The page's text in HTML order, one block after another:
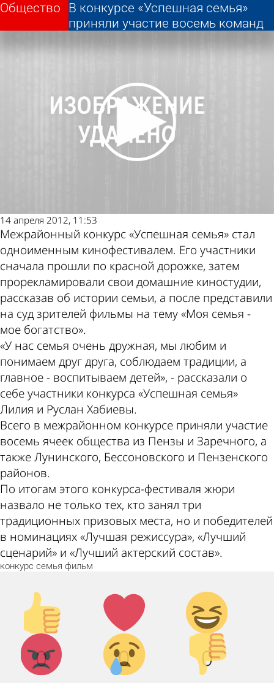
В конкурсе «Успешная семья»
приняли участие восемь команд
Общество
14 апреля 2012, 11:53
Межрайонный конкурс «Успешная семья» стал
одноименным кинофестивалем. Его участники
сначала прошли по красной дорожке, затем
прорекламировали свои домашние киностудии,
рассказав об истории семьи, а после представили
на суд зрителей фильмы на тему «Моя семья -
мое богатство».
«У нас семья очень дружная, мы любим и
понимаем друг друга, соблюдаем традиции, а
главное - воспитываем детей», - рассказали о
себе участники конкурса «Успешная семья»
Лилия и Руслан Хабиевы.
Всего в межрайонном конкурсе приняли участие
восемь ячеек общества из Пензы и Заречного, а
также Лунинского, Бессоновского и Пензенского
районов.
По итогам этого конкурса-фестиваля жюри
назвало не только тех, кто занял три
традиционных призовых места, но и победителей
в номинациях «Лучшая режиссура», «Лучший
сценарий» и «Лучший актерский состав».
конкурс семья фильм
Палец
вверх!
0
Лайк!
0
Дикий
смех!
0
Агрессия!
Грусть
:(
Палец
вниз!
В конкурсе «Успешная семья»
приняли участие восемь команд
Общество
Другие новости по
теме
Погода и курсы
валют в Пензе